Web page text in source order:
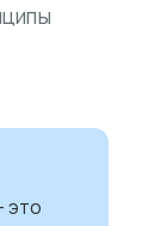
это